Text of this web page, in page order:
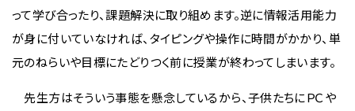
って学び合ったり、課題解決に取り組めます。逆に情報活用能力
が身に付いていなければ、タイピングや操作に時間がかかり、単
元のねらいや目標にたどりつく前に授業が終わってしまいます。
先生方はそういう事態を懸念しているから、子供たちにＰＣや